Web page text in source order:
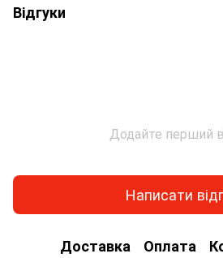
Відгуки
Додайте перший
Написати
Доставка Оплата